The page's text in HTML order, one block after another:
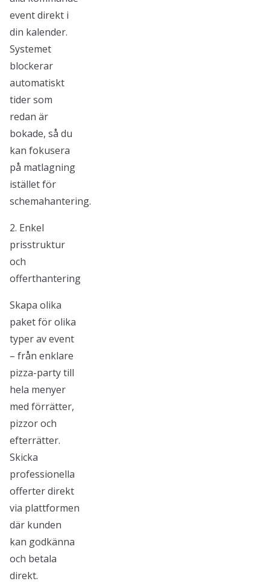
event direkt i
din kalender.
Systemet
blockerar
automatiskt
tider som
redan är
bokade, så du
kan fokusera
på matlagning
istället för
schemahantering.
2. Enkel
prisstruktur
och
offerthantering
Skapa olika
paket för olika
typer av event
– från enklare
pizza-party till
hela menyer
med förrätter,
pizzor och
efterrätter.
Skicka
professionella
offerter direkt
via plattformen
där kunden
kan godkänna
och betala
direkt.